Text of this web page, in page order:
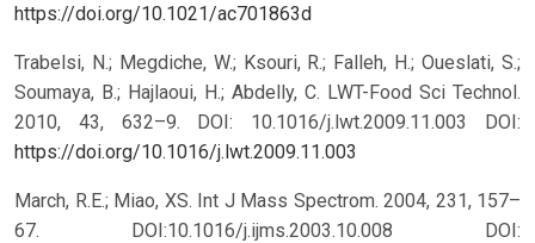
https://doi.org/10.1021/ac701863d
Trabelsi, N.; Megdiche, W.; Ksouri, R.; Falleh, H.; Oueslati, S.;
Soumaya, B.; Hajlaoui, H.; Abdelly, C. LWT-Food Sci Technol.
2010, 43, 632–9. DOI: 10.1016/j.lwt.2009.11.003 DOI:
https://doi.org/10.1016/j.lwt.2009.11.003
March, R.E.; Miao, XS. Int J Mass Spectrom. 2004, 231, 157–
67. DOI:10.1016/j.ijms.2003.10.008 DOI: